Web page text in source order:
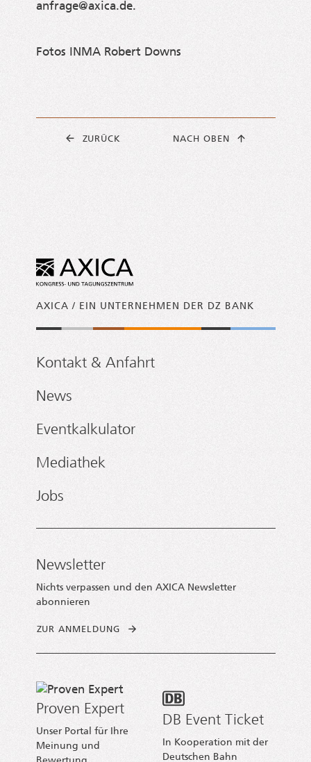
anfrage@​axica.​de.
Fotos INMA Robert Downs
ZURÜCK NACH OBEN
AXICA / EIN UNTERNEHMEN DER DZ BANK
Kontakt & Anfahrt
News
Eventkalkulator
Mediathek
Jobs
Newsletter
Nichts verpassen und den AXICA Newsletter
abonnieren
ZUR ANMELDUNG
Proven Expert
Unser Portal für Ihre
Meinung und
DB Event Ticket
In Kooperation mit der
Deutschen Bahn